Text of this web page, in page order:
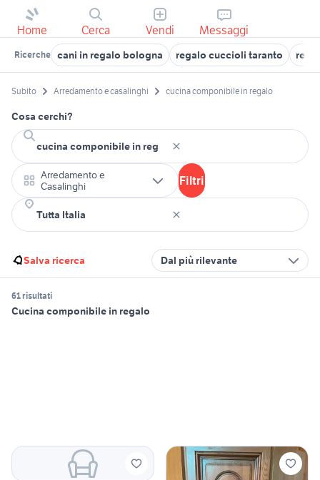
Home Cerca Vendi Messaggi
Ricerche cani in regalo bologna regalo cuccioli taranto
Subito Arredamento e casalinghi cucina componibile in regalo
Cosa cerchi?
Arredamento e
Casalinghi
Filtri
Salva ricerca Dal più rilevante
61 risultati
Cucina componibile in regalo